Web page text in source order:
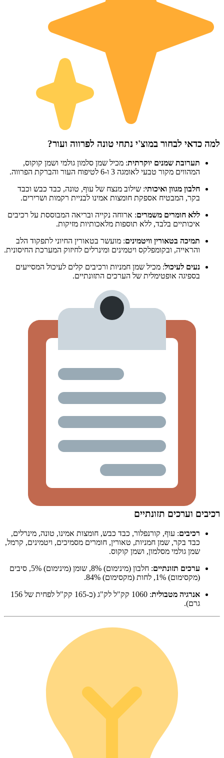
למה כדאי לבחור במוצ'י נתחי טונה לפרווה ועור?
תערובת שמנים יוקרתית: מכיל שמן סלמון גולמי ושמן קוקוס,
המהווים מקור טבעי לאומגה 3 ו-6 לטיפוח העור והברקת הפרווה.
חלבון מגוון ואיכותי: שילוב מנצח של עוף, טונה, כבד כבש וכבד
בקר, המבטיח אספקת חומצות אמינו לבניית רקמות ושרירים.
ללא חומרים משמרים: ארוחה נקייה ובריאה המבוססת על רכיבים
איכותיים בלבד, ללא תוספות מלאכותיות מזיקות.
תמיכה בטאורין וויטמינים: מועשר בטאורין החיוני לתפקוד הלב
והראייה, ובקומפלקס ויטמינים ומינרלים לחיזוק המערכת החיסונית.
נעים לעיכול: מכיל שמן חמניות ורכיבים קלים לעיכול המסייעים
בספיגה אופטימלית של הערכים התזונתיים.
רכיבים וערכים תזונתיים
רכיבים: עוף, קורנפלור, כבד כבש, חומצות אמינו, טונה, מינרלים,
כבד בקר, שמן חמניות, טאורין, חומרים מסמיכים, ויטמינים, קרמל,
שמן גולמי מסלמון, ושמן קוקוס.
ערכים תזונתיים
: חלבון (מינימום) 8%, שומן (מינימום) 5%, סיבים
(מקסימום) 1%, לחות (מקסימום) 84%.
אנרגיה מטבולית
: 1060 קק"ל לק"ג (כ-165 קק"ל לפחית של 156
גרם).